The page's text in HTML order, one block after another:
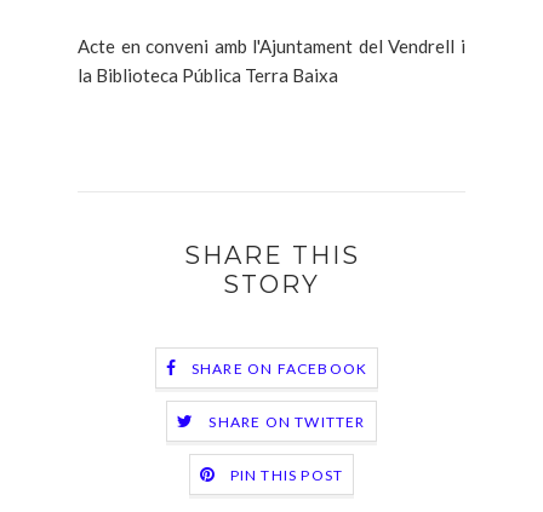
Acte en conveni amb l'Ajuntament del Vendrell i
la Biblioteca Pública Terra Baixa
SHARE THIS
STORY
SHARE ON FACEBOOK
SHARE ON TWITTER
PIN THIS POST